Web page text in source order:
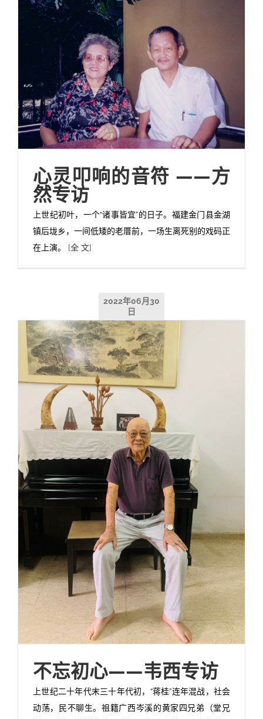
心灵叩响的音符 ——方
然专访
上世纪初叶，一个“诸事皆宜”的日子。福建金门县金湖
镇后垅乡，一间低矮的老厝前，一场生离死别的戏码正
在上演。 [全 文]
2022年06月30
日
不忘初心——韦西专访
上世纪二十年代末三十年代初，“蒋桂”连年混战，社会
动荡，民不聊生。祖籍广西岑溪的黄家四兄弟（堂兄